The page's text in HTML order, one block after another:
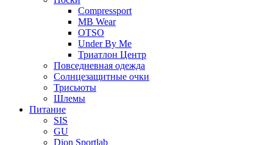
Compressport
MB Wear
OTSO
Under By Me
Триатлон Центр
Повседневная одежда
Солнцезащитные очки
Трисьюты
Шлемы
Питание
SIS
GU
Dion Sportlab